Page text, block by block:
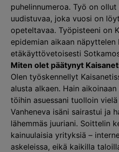
puhelinnumeroa. Työ on
uudistuvaa, joka vuosi on
opeteltavaa. Työpisteeni on
epidemian aikaan näpyttelen
etäkäyttövetoisesti
Miten olet päätynyt
Olen työskennellyt
alusta alkaen. Hain
töihin asuessani tuolloin
Vanheneva isäni sairastui ja
lähemmäs juuriani. Soittelin
kainuulaisia yrityksiä –
askeleissa, eikä kaikilla